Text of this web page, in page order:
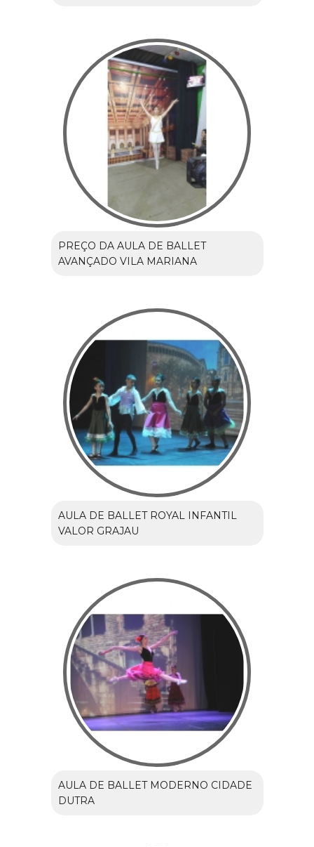
PREÇO DA AULA DE BALLET
AVANÇADO VILA MARIANA
AULA DE BALLET ROYAL INFANTIL
VALOR GRAJAU
AULA DE BALLET MODERNO CIDADE
DUTRA